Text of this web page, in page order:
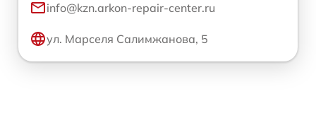
info@kzn.arkon-repair-center.ru
ул. Марселя Салимжанова, 5